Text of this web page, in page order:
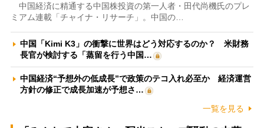
中国経済に精通する中国株投資の第一人者・田代尚機氏のプレ
ミアム連載「チャイナ・リサーチ」。中国の…
中国「Kimi K3」の衝撃に世界はどう対応するのか？ 米財務
長官が検討する「蒸留を行う中国…
中国経済“予想外の低成長”で政策のテコ入れ必至か 経済運営
方針の修正で成長加速が予想さ…
一覧を見る